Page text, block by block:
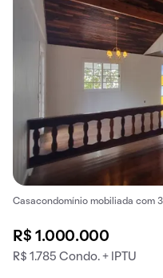
Casacondomínio mobiliada com
R$ 1.000.000
R$ 1.785 Condo. + IPTU